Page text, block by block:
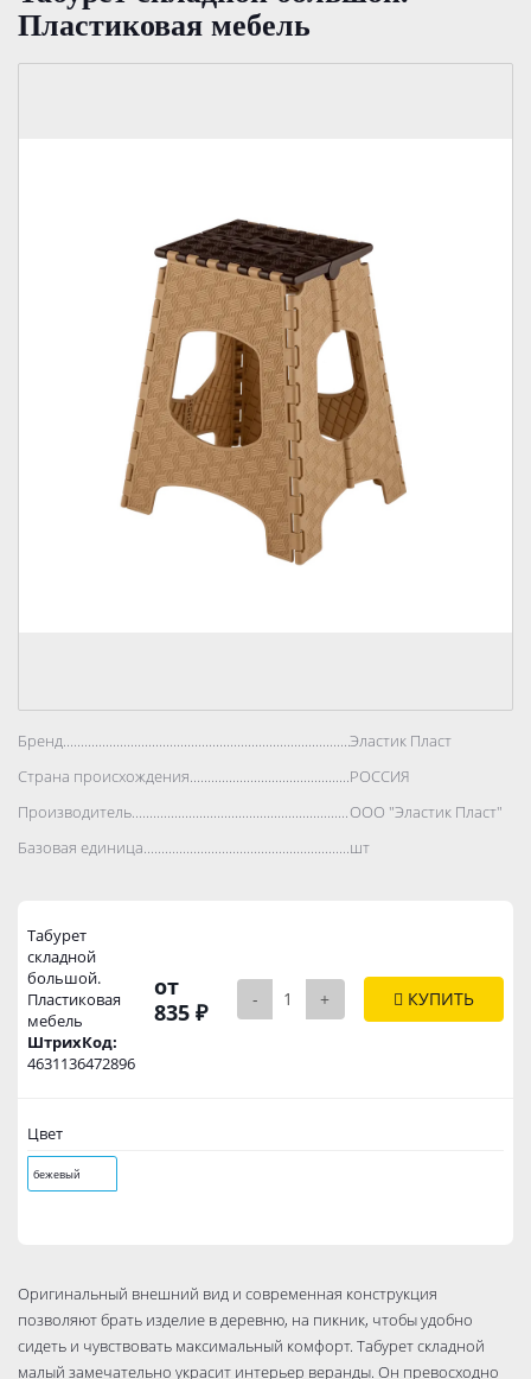
Пластиковая мебель
Бренд..................................................................................Эластик Пласт
Страна происхождения..................................................................................
РОССИЯ
Производитель..................................................................................ООО "Эластик Пласт"
Базовая единица..................................................................................
шт
Табурет
складной
большой.
Пластиковая
мебель
ШтрихКод:
4631136472896
от
835 ₽
- + КУПИТЬ
Цвет
бежевый
Оригинальный внешний вид и современная конструкция
позволяют брать изделие в деревню, на пикник, чтобы удобно
сидеть и чувствовать максимальный комфорт. Табурет складной
малый замечательно украсит интерьер веранды. Он превосходно